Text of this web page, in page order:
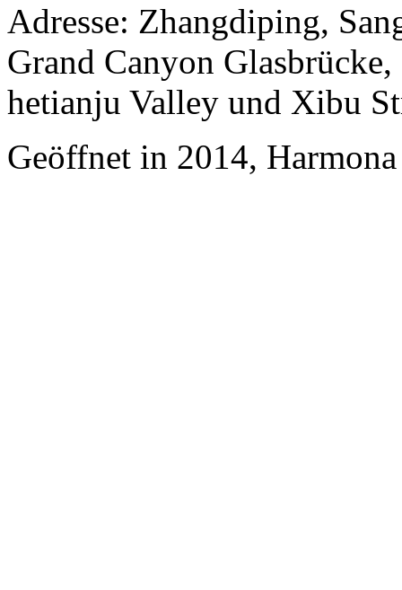
Adresse: Zhangdiping,
Grand Canyon
hetianju Valley und Xibu
Geöffnet in 2014,